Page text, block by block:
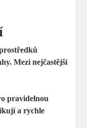
Mezi nejčastější
pravidelnou
a rychle